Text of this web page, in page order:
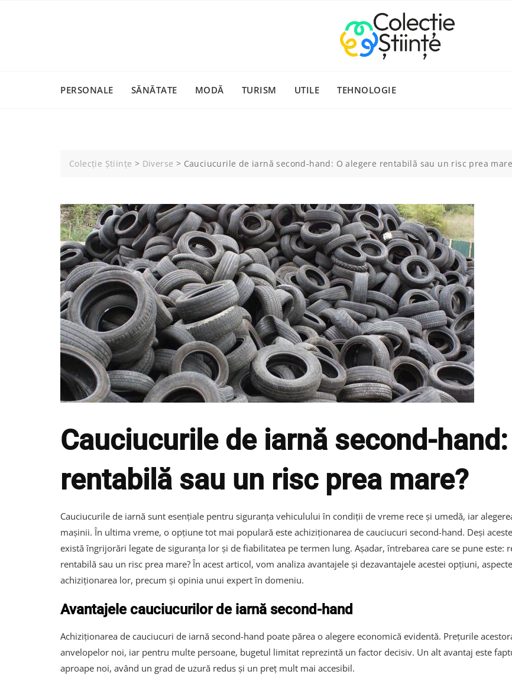
PERSONALE SĂNĂTATE MODĂ TURISM UTILE TEHNOLOGIE
Colecție Științe > Diverse > Cauciucurile de iarnă second-hand: O alegere rentabilă sau un risc prea
Cauciucurile de iarnă second-
rentabilă sau un risc prea mare?
Cauciucurile de iarnă sunt esențiale pentru siguranța vehiculului în condiții de vreme rece și umedă, iar
mașinii. În ultima vreme, o opțiune tot mai populară este achiziționarea de cauciucuri second-hand. Deși
există îngrijorări legate de siguranța lor și de fiabilitatea pe termen lung. Așadar, întrebarea care se pune este:
rentabilă sau un risc prea mare? În acest articol, vom analiza avantajele și dezavantajele acestei opțiuni,
achiziționarea lor, precum și opinia unui expert în domeniu.
Avantajele cauciucurilor de iarnă second-hand
Achiziționarea de cauciucuri de iarnă second-hand poate părea o alegere economică evidentă. Prețurile
anvelopelor noi, iar pentru multe persoane, bugetul limitat reprezintă un factor decisiv. Un alt avantaj este
aproape noi, având un grad de uzură redus și un preț mult mai accesibil.